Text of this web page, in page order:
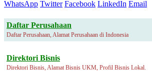
WhatsApp Twitter Facebook LinkedIn Email
Daftar Perusahaan
Daftar Perusahaan, Alamat Perusahaan di Indonesia
Direktori Bisnis
Direktori Bisnis, Alamat Bisnis UKM, Profil Bisnis Lokal.